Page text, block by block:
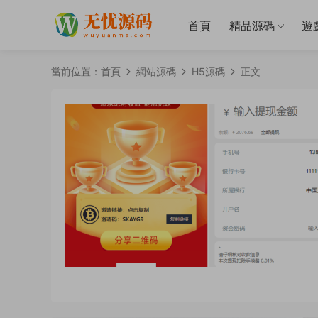
首頁 精品源碼 遊
當前位置： 首頁 網站源碼 H5源碼 正文